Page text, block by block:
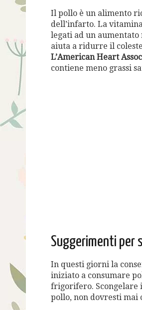
Il pollo è un alimento
dell’infarto. La
legati ad un
aiuta a ridurre il
L’American Heart
contiene meno grassi
Suggerimenti per
In questi giorni la
iniziato a consumare
frigorifero. Scongelare
pollo, non dovresti mai